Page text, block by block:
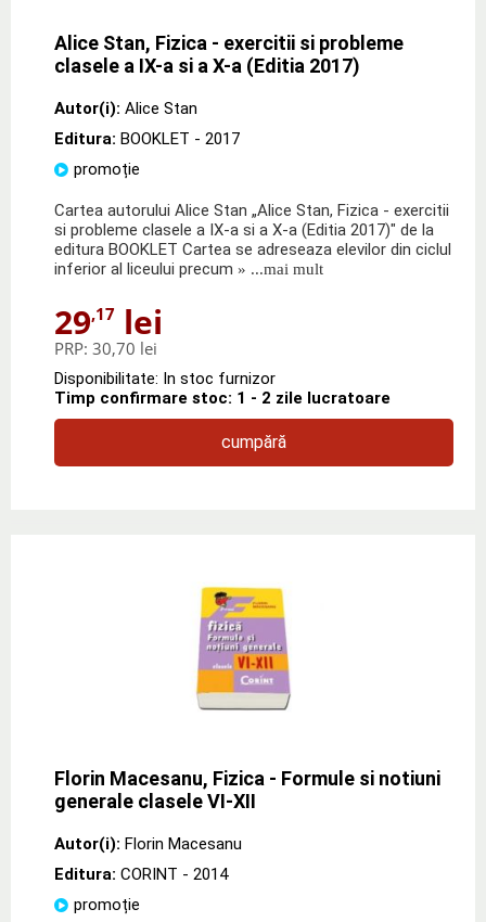
Alice Stan, Fizica - exercitii si probleme
clasele a IX-a si a X-a (Editia 2017)
Autor(i): Alice Stan
Editura: BOOKLET - 2017
promoție
Cartea autorului Alice Stan „Alice Stan, Fizica - exercitii
si probleme clasele a IX-a si a X-a (Editia 2017)" de la
editura BOOKLET Cartea se adreseaza elevilor din ciclul
inferior al liceului precum » ...mai mult
29,17 lei
PRP: 30,70 lei
Disponibilitate: In stoc furnizor
Timp confirmare stoc: 1 - 2 zile lucratoare
cumpără
Florin Macesanu, Fizica - Formule si notiuni
generale clasele VI-XII
Autor(i): Florin Macesanu
Editura: CORINT - 2014
promoție